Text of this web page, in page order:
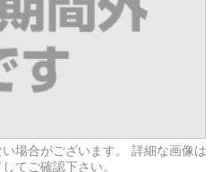
場合がございます。 詳細な画像は
てご確認下さい。